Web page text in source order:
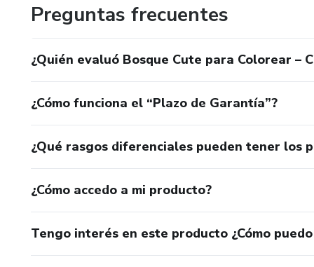
Preguntas frecuentes
¿Quién evaluó Bosque Cute para Colorear –
¿Cómo funciona el “Plazo de Garantía”?
¿Qué rasgos diferenciales pueden tener los
¿Cómo accedo a mi producto?
Tengo interés en este producto ¿Cómo